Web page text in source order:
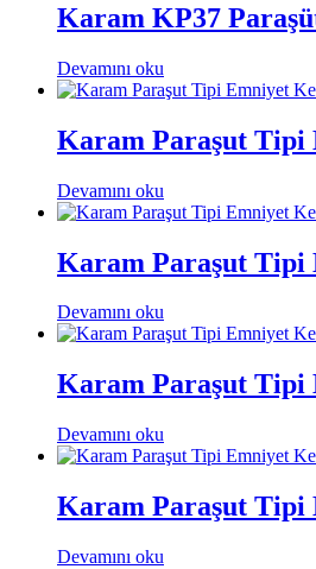
Karam KP37
Devamını oku
Karam Paraşut
Devamını oku
Karam Paraşut
Devamını oku
Karam Paraşut
Devamını oku
Karam Paraşut
Devamını oku